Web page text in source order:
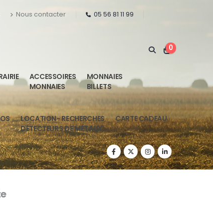
Nous contacter 05 56 81 11 99
0
ACCESSOIRES
MONNAIES
MONNAIES
BILLETS
LOCATION- RECHERCHES
DÉTECTEURS DE MÉTAUX
CARTE CADEAU